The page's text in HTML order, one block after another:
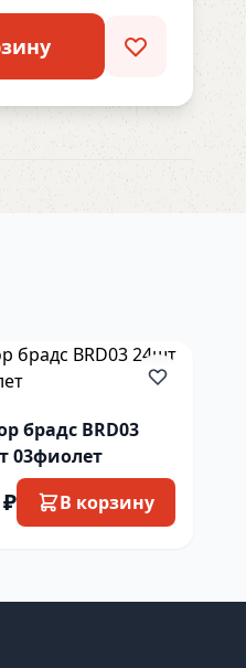
брадс BRD03
03фиолет
В корзину